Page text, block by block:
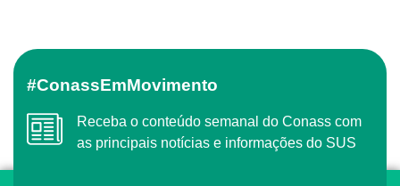
#ConassEmMovimento
Receba o conteúdo semanal do Conass com
as principais notícias e informações do SUS